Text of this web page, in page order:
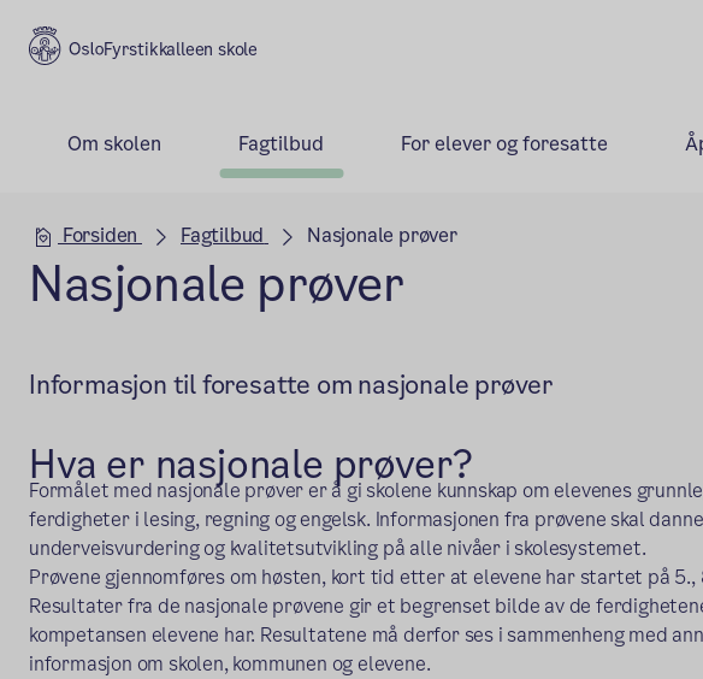
Fyrstikkalleen skole
Om skolen Fagtilbud For elever og foresatte
Hovedseksjon
Forsiden Fagtilbud Nasjonale prøver
Nasjonale prøver
Informasjon til foresatte om nasjonale prøver
Hva er nasjonale prøver?
Formålet med nasjonale prøver er å gi skolene kunnskap om elevenes
ferdigheter i lesing, regning og engelsk. Informasjonen fra prøvene skal
underveisvurdering og kvalitetsutvikling på alle nivåer i skolesystemet.
Prøvene gjennomføres om høsten, kort tid etter at elevene har startet på 5.,
Resultater fra de nasjonale prøvene gir et begrenset bilde av de
kompetansen elevene har. Resultatene må derfor ses i sammenheng med
informasjon om skolen, kommunen og elevene.